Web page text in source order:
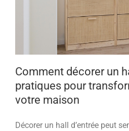
Comment décorer un
pratiques pour
votre maison
Décorer un hall d’entrée peut